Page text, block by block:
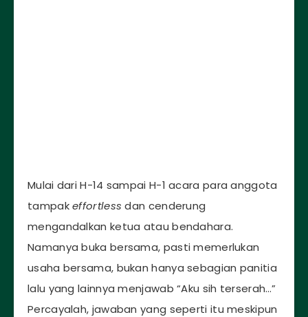
Mulai dari H-14 sampai H-1 acara para anggota
tampakeffortless dan cenderung
mengandalkan ketua atau bendahara.
Namanya buka bersama, pasti memerlukan
usaha bersama, bukan hanya sebagian panitia
lalu yang lainnya menjawab “Aku sih terserah…”
Percayalah, jawaban yang seperti itu meskipun